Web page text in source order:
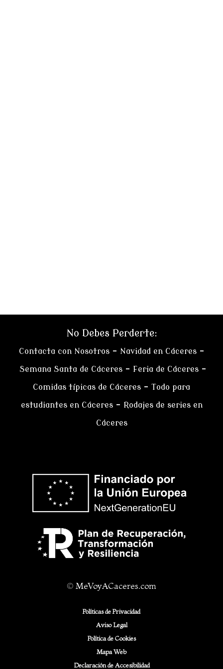
No Debes Perderte:
Contacta con Nosotros– Navidad en Cáceres–
Semana Santa de Cáceres– Feria de Cáceres –
Comidas típicas de Cáceres – Todo para
estudiantes en Cáceres– Rodajes de series en
Cáceres
© MeVoyACaceres.com
Políticas de Privacidad
Aviso Legal
Política de Cookies
Mapa Web
Declaración de Accesibilidad